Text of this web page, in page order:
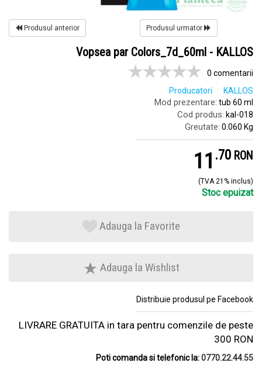
Produsul anterior Produsul urmator
Vopsea par Colors_7d_60ml - KALLOS
0 comentarii
Producatori
KALLOS
Mod prezentare: tub 60 ml
Cod produs: kal-018
Greutate: 0.060 Kg
11 .7 RON
(TVA 21% inclus)
Stoc epuizat
Adauga la Favorite
Adauga la Wishlist
Distribuie produsul pe Facebook
LIVRARE GRATUITA in tara pentru comenzile de peste
300 RON
Poti comanda si telefonic la:0770.22.44.55